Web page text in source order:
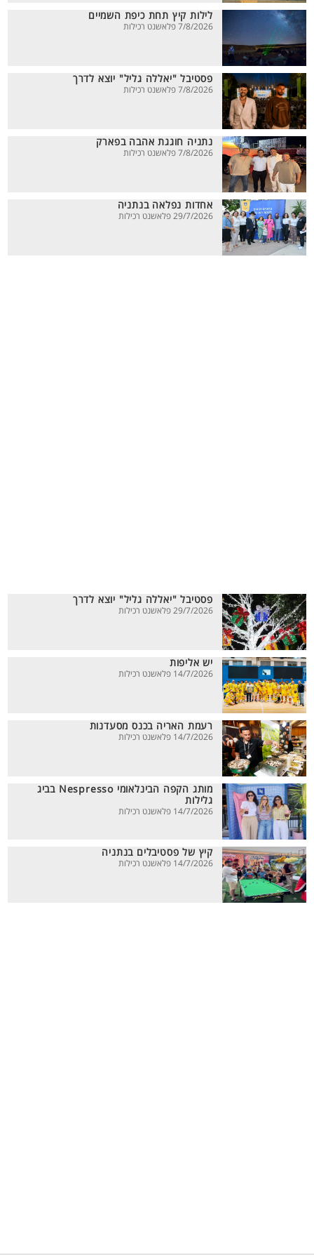
לילות קיץ תחת כיפת השמיים
7/8/2026 פלאשנט רכילות
פסטיבל "יאללה גליל" יוצא לדרך
7/8/2026 פלאשנט רכילות
נתניה חוגגת אהבה בפארק
7/8/2026 פלאשנט רכילות
אחדות נפלאה בנתניה
29/7/2026 פלאשנט רכילות
פסטיבל "יאללה גליל" יוצא לדרך
29/7/2026 פלאשנט רכילות
יש אליפות
14/7/2026 פלאשנט רכילות
רעמת האריה בכנס מסעדנות
14/7/2026 פלאשנט רכילות
מותג הקפה הבינלאומי Nespresso בביג
גלילות
14/7/2026 פלאשנט רכילות
קיץ של פסטיבלים בנתניה
14/7/2026 פלאשנט רכילות